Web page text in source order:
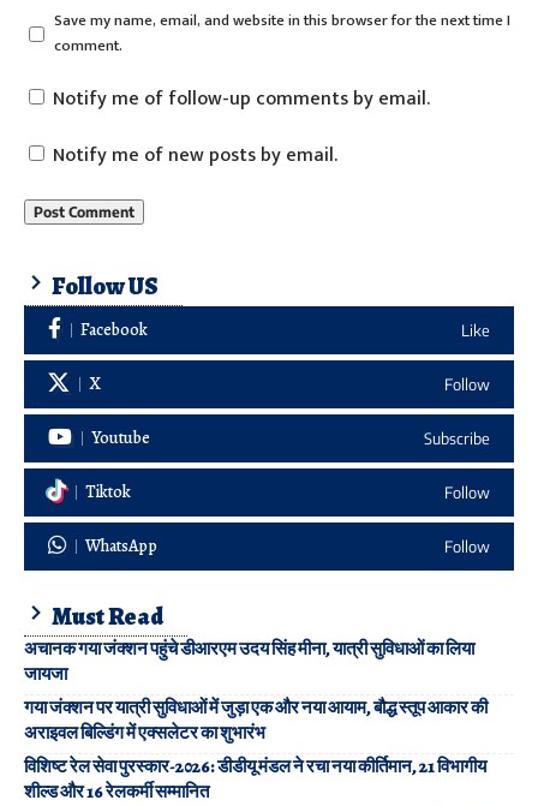
Save my name, email, and website in this browser for the next time I
comment.
Notify me of follow-up comments by email.
Notify me of new posts by email.
Follow US
Facebook Like
X Follow
Youtube Subscribe
Tiktok Follow
WhatsApp Follow
Must Read
अचानक गया जंक्शन पहुंचे डीआरएम उदय सिंह मीना, यात्री सुविधाओं का लिया
जायजा
गया जंक्शन पर यात्री सुविधाओं में जुड़ा एक और नया आयाम, बौद्ध स्तूप आकार की
अराइवल बिल्डिंग में एक्सलेटर का शुभारंभ
विशिष्ट रेल सेवा पुरस्कार-2026: डीडीयू मंडल ने रचा नया कीर्तिमान, 21 विभागीय
शील्ड और 16 रेलकर्मी सम्मानित